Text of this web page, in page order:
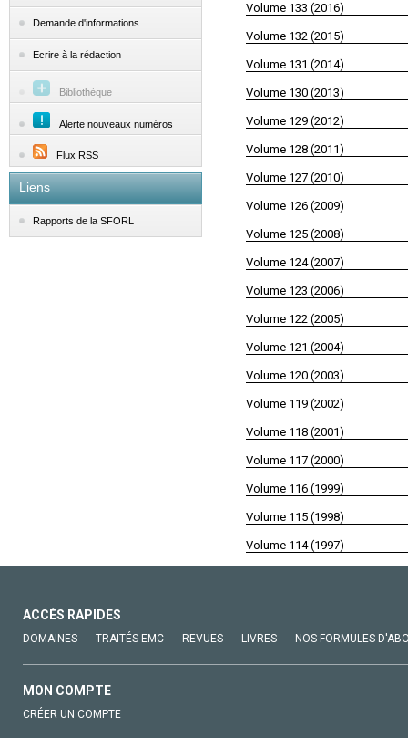
Demande d'informations
Ecrire à la rédaction
Bibliothèque
Alerte nouveaux numéros
Flux RSS
Liens
Rapports de la SFORL
Volume 133 (2016)
Volume 132 (2015)
Volume 131 (2014)
Volume 130 (2013)
Volume 129 (2012)
Volume 128 (2011)
Volume 127 (2010)
Volume 126 (2009)
Volume 125 (2008)
Volume 124 (2007)
Volume 123 (2006)
Volume 122 (2005)
Volume 121 (2004)
Volume 120 (2003)
Volume 119 (2002)
Volume 118 (2001)
Volume 117 (2000)
Volume 116 (1999)
Volume 115 (1998)
Volume 114 (1997)
ACCÈS RAPIDES
DOMAINES TRAITÉS EMC REVUES LIVRES NOS FORMULES
MON COMPTE
CRÉER UN COMPTE